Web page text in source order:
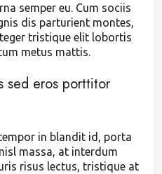
semper eu. Cum sociis
dis parturient montes,
tristique elit lobortis
metus mattis.
sed eros porttitor
in blandit id, porta
massa, at interdum
risus lectus, tristique at